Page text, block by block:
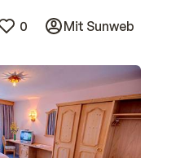
0 Mit Sunweb